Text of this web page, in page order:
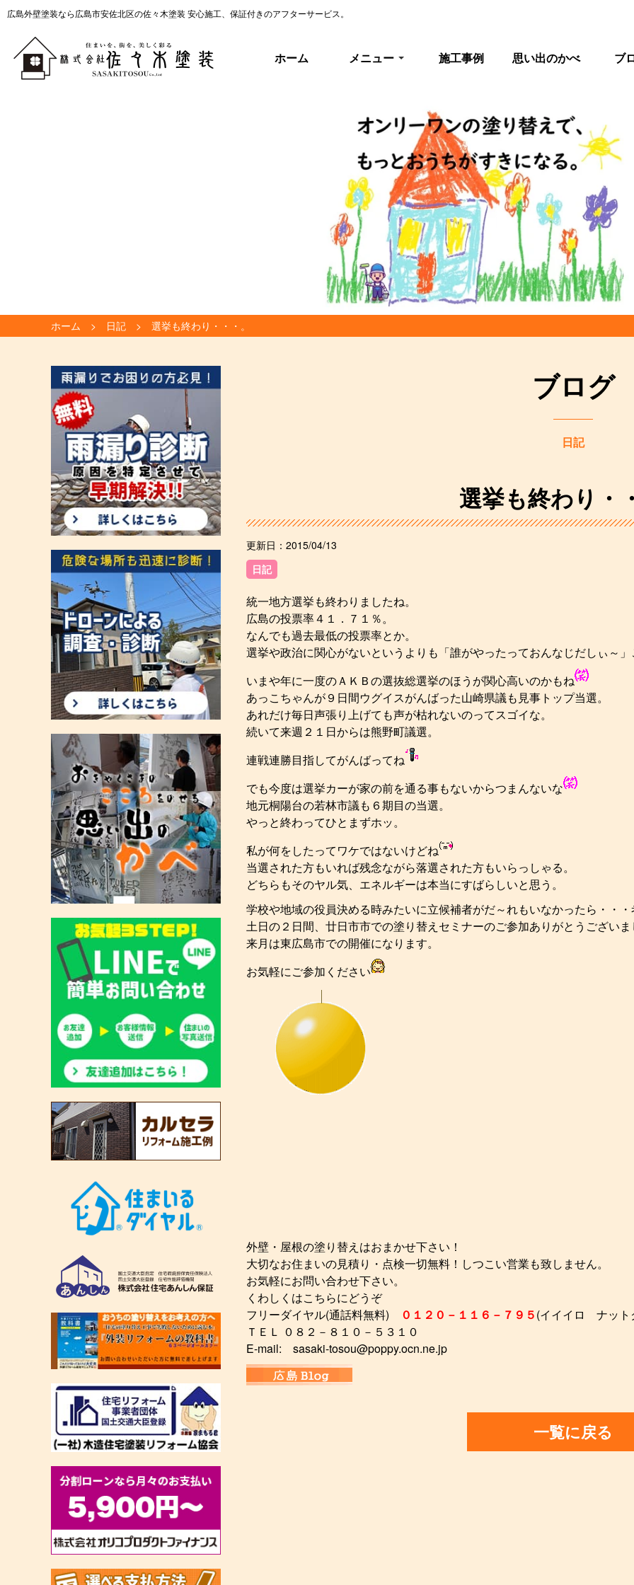
広島外壁塗装なら広島市安佐北区の佐々木塗装 安心施工、保証付きのアフターサービス。
ホーム メニュー 施工事例 思い出のかべ ブ
ホーム 日記 選挙も終わり・・・。
ブログ
日記
選挙も終わり・
更新日： 2015/04/13
日記
統一地方選挙も終わりましたね。
広島の投票率４１．７１％。
なんでも過去最低の投票率とか。
選挙や政治に関心がないというよりも「誰がやったっておんなじだしぃ～
いまや年に一度のＡＫＢの選抜総選挙のほうが関心高いのかもね
あっこちゃんが９日間ウグイスがんばった山崎県議も見事トップ当選。
あれだけ毎日声張り上げても声が枯れないのってスゴイな。
続いて来週２１日からは熊野町議選。
連戦連勝目指してがんばってね
でも今度は選挙カーが家の前を通る事もないからつまんないな
地元桐陽台の若林市議も６期目の当選。
やっと終わってひとまずホッ。
私が何をしたってワケではないけどね
当選された方もいれば残念ながら落選された方もいらっしゃる。
どちらもそのヤル気、エネルギーは本当にすばらしいと思う。
学校や地域の役員決める時みたいに立候補者がだ～れもいなかったら・・
土日の２日間、廿日市市での塗り替えセミナーのご参加ありがとうござい
来月は東広島市での開催になります。
お気軽にご参加ください
外壁・屋根の塗り替えはおまかせ下さい！
大切なお住まいの見積り・点検一切無料！しつこい営業も致しません。
お気軽にお問い合わせ下さい。
くわしくはこちらにどうぞ
フリーダイヤル(通話料無料)
０１２０－１１６－７９５(イイイロ ナット
ＴＥＬ ０８２－８１０－５３１０
E-mail: sasaki-tosou@poppy.ocn.ne.jp
一覧に戻る